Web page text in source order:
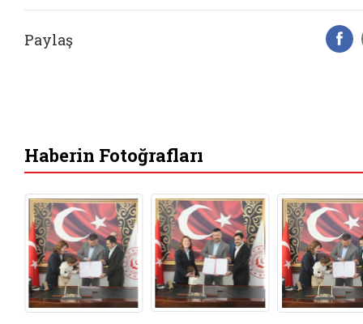
Paylaş
Haberin Fotoğrafları